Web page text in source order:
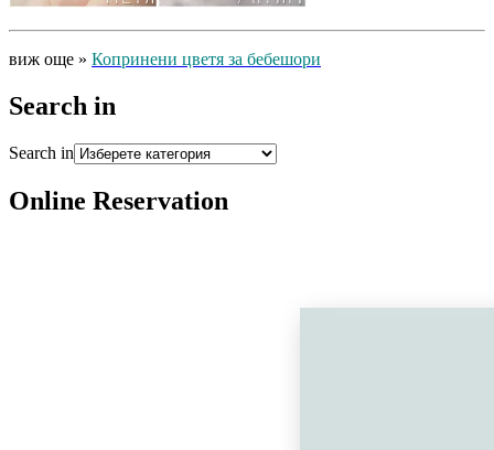
виж още » Копринени цветя за бебешори
Search in
Search in
Online Reservation